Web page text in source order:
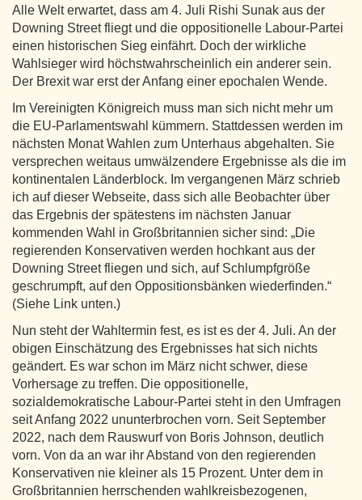
Alle Welt erwartet, dass am 4. Juli Rishi Sunak aus der
Downing Street fliegt und die oppositionelle Labour-Partei
einen historischen Sieg einfährt. Doch der wirkliche
Wahlsieger wird höchstwahrscheinlich ein anderer sein.
Der Brexit war erst der Anfang einer epochalen Wende.
Im Vereinigten Königreich muss man sich nicht mehr um
die EU-Parlamentswahl kümmern. Stattdessen werden im
nächsten Monat Wahlen zum Unterhaus abgehalten. Sie
versprechen weitaus umwälzendere Ergebnisse als die im
kontinentalen Länderblock. Im vergangenen März schrieb
ich auf dieser Webseite, dass sich alle Beobachter über
das Ergebnis der spätestens im nächsten Januar
kommenden Wahl in Großbritannien sicher sind: „Die
regierenden Konservativen werden hochkant aus der
Downing Street fliegen und sich, auf Schlumpfgröße
geschrumpft, auf den Oppositionsbänken wiederfinden.“
(Siehe Link unten.)
Nun steht der Wahltermin fest, es ist es der 4. Juli. An der
obigen Einschätzung des Ergebnisses hat sich nichts
geändert. Es war schon im März nicht schwer, diese
Vorhersage zu treffen. Die oppositionelle,
sozialdemokratische Labour-Partei steht in den Umfragen
seit Anfang 2022 ununterbrochen vorn. Seit September
2022, nach dem Rauswurf von Boris Johnson, deutlich
vorn. Von da an war ihr Abstand von den regierenden
Konservativen nie kleiner als 15 Prozent. Unter dem in
Großbritannien herrschenden wahlkreisbezogenen,